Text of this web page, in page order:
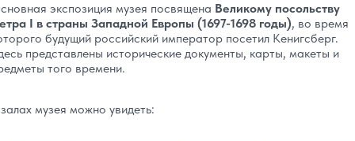
экспозиция музея посвящена Великому посольству
I в страны Западной Европы (1697-1698 годы), во время
будущий российский император посетил Кенигсберг.
представлены исторические документы, карты, макеты и
того времени.
музея можно увидеть: